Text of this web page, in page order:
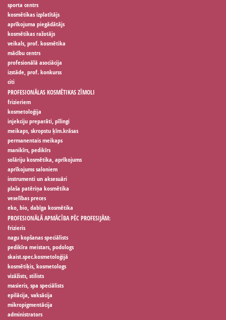
sporta centrs
kosmētikas izplatītājs
aprīkojuma piegādātājs
kosmētikas ražotājs
veikals, prof. kosmētika
mācību centrs
profesionālā asociācija
izstāde, prof. konkurss
citi
PROFESIONĀLAS KOSMĒTIKAS ZĪMOLI
frizieriem
kosmetoloģija
injekciju preparāti, pīlingi
meikaps, skropstu ķīm.krāsas
permanentais meikaps
manikīrs, pedikīrs
solāriju kosmētika, aprīkojums
aprīkojums saloniem
instrumenti un aksesuāri
plaša patēriņa kosmētika
veselības preces
eko, bio, dabīga kosmētika
PROFESIONĀLĀ APMĀCĪBA PĒC PROFESIJĀM:
frizieris
nagu kopšanas speciālists
pedikīra meistars, podologs
skaist.spec.kosmetoloģijā
kosmētiķis, kosmetologs
vizāžists, stilists
masieris, spa speciālists
epilācija, vaksācija
mikropigmentācija
administrators